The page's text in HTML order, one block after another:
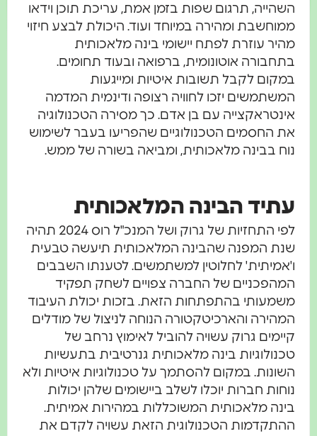
השהייה, תרגום שפות בזמן אמת, עריכת תוכן וידאו
ממוחשבת ומהירה במיוחד ועוד. היכולת לבצע חיזוי
מהיר עוזרת לפתח יישומי בינה מלאכותית
בתחבורה אוטונומית, ברפואה ובעוד תחומים.
במקום לקבל תשובות איטיות ומייגעות
המשתמשים יזכו לחוויה רצופה ודינמית המדמה
אינטראקצייה עם בן אדם. כך מסירה הטכנולוגיה
את החסמים הטכנולוגיים שהפריעו בעבר לשימוש
נוח בבינה מלאכותית, ומביאה בשורה של ממש.
עתיד הבינה המלאכותית
לפי התחזיות של גרוק ושל המנכ"ל רוס 2024 תהיה
שנת המפנה שהבינה המלאכותית תיעשה טבעית
ו'אמיתית' לחלוטין למשתמשים. לטענתו השבבים
המהפכניים של החברה צפויים לשחק תפקיד
משמעותי בהתפתחות הזאת. בזכות יכולת העיבוד
המהירה והארכיטקטורה הנוחה לניצול של מודלים
קיימים גרוק עשויה להוביל לאימוץ נרחב של
טכנולוגיות בינה מלאכותית גנרטיבית בתעשיות
השונות. במקום להסתמך על טכנולוגיות איטיות ולא
נוחות חברות יוכלו לשלב ביישומים שלהן יכולות
בינה מלאכותית המשוכללות במהירות אמיתית.
ההתקדמות הטכנולוגית הזאת עשויה לקדם את